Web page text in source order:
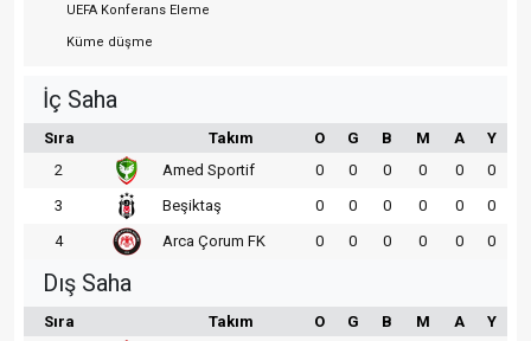
UEFA Konferans Eleme
Küme düşme
İç Saha
Sıra Takım O G B M A
Y
2
Amed Sportif 0 0 0 0 0
0
3
Beşiktaş 0 0 0 0 0
0
4
Arca Çorum FK 0 0 0 0 0 0
Dış Saha
Sıra Takım O G B M A
Y